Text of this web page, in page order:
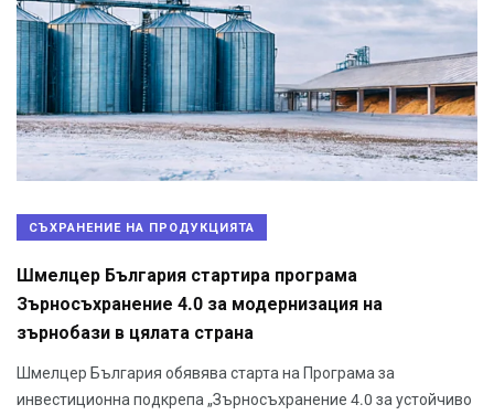
СЪХРАНЕНИЕ НА ПРОДУКЦИЯТА
Шмелцер България стартира програма
Зърносъхранение 4.0 за модернизация на
зърнобази в цялата страна
Шмелцер България обявява старта на Програма за
инвестиционна подкрепа „Зърносъхранение 4.0 за устойчиво